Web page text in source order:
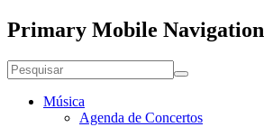
Primary Mobile Navigation
Música
Agenda de Concertos